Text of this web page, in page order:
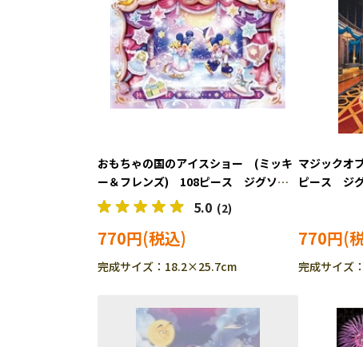
おもちゃの国のアイスショー (ミッキ
ー＆フレンズ) 108ピース ジグソー
パズル TEN-D108-816
5.0 (2)
770円
完成サイズ：18.2×25.7cm
マジック
ピース ジ
770円
完成サイズ